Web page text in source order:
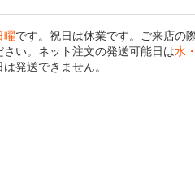
曜です。祝日は休業です。ご来店の
さい。ネット注文の発送可能日は水
発送できません。